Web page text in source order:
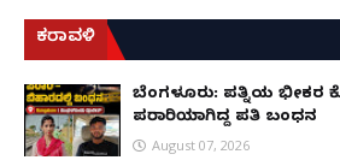
ಕರಾವಳಿ
ಬೆಂಗಳೂರು: ಪತ್ನಿಯ ಭೀಕರ
ಪರಾರಿಯಾಗಿದ್ದ ಪತಿ ಬಂಧನ
August 07, 2026